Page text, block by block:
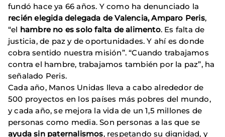
fundó hace ya 66 años. Y como ha denunciado la
recién elegida delegada de Valencia, Amparo Peris,
“el hambre no es solo falta de alimento. Es falta de
justicia, de paz y de oportunidades. Y ahí es donde
cobra sentido nuestra misión”. “Cuando trabajamos
contra el hambre, trabajamos también por la paz”, ha
señalado Peris.
Cada año, Manos Unidas lleva a cabo alrededor de
500 proyectos en los países más pobres del mundo,
y cada año, se mejora la vida de un 1,5 millones de
personas como media. Son personas a las que se
ayuda sin paternalismos, respetando su dignidad, y